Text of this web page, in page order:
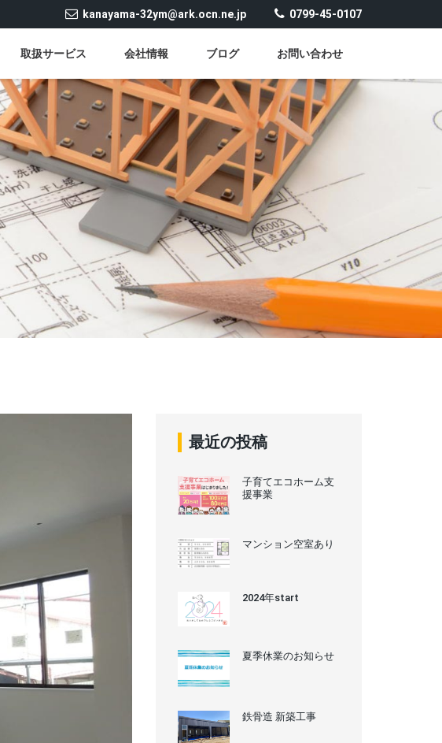
kanayama-32ym@ark.ocn.ne.jp 0799-45-0107
取扱サービス 会社情報 ブログ お問い合わせ
最近の投稿
子育てエコホーム支
援事業
マンション空室あり
2024年start
夏季休業のお知らせ
鉄骨造 新築工事